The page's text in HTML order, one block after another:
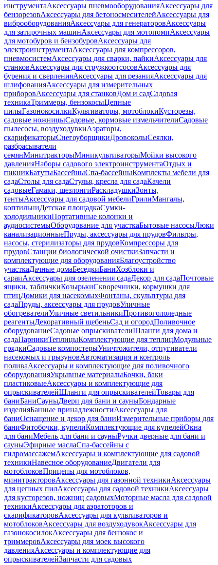
инструментаАксессуары пневмооборудованияАксессуары для
бензорезовАксессуары для бетоносмесителейАксессуары для
виброоборудованияАксессуары для генераторовАксессуары
для затирочных машинАксессуары для мотопомпАксессуары
для мотобуров и бензобуровАксессуары для
электроинструментаАксессуары для компрессоров,
пневмосистемАксессуары для сварки, пайкиАксессуары для
станковАксессуары для стружкоотсосовАксессуары для
бурения и сверленияАксессуары для резанияАксессуары для
шлифованияАксессуары для измерительных
приборовАксессуары для станковДом и садСадовая
техникаТриммеры, бензокосыЦепные
пилыГазонокосилкиКультиваторы, мотоблокиКусторезы,
садовые ножницыСадовые, кормовые измельчителиСадовые
пылесосы, воздуходувкиАэраторы,
скарификаторыСнегоуборщикиДровоколыСеялки,
разбрасыватели
семянМинитракторыМиникультиваторыМойки высокого
давленияНаборы садового электроинструментаОтдых и
пикникБатутыБассейныСпа-бассейныКомплекты мебели для
садаСтолы для садаСтулья, кресла для садаКачели
садовыеГамаки, шезлонгиРаскладушкиЗонты,
тентыАксессуары для садовой мебелиГрилиМангалы,
коптильниДетская площадкаСумки-
холодильникиПортативные колонки и
аудиосистемыОборудование для участкаБытовые насосыЛюки
канализационныеПруды, аксессуары для прудовФильтры,
насосы, стерилизаторы для прудовКомпрессоры для
прудовСтанции биологической очисткиЗапчасти и
комплектующие для оборудованияБлагоустройство
участкаДачные домаБеседкиБаниХозблоки и
сараиАксессуары для озеленения садаДекор для садаПочтовые
ящики, табличкиКозырькиСкворечники, кормушки для
птицДомики для насекомыхФонтаны, скульптуры для
садаПруды, аксессуары для прудовУличные
обогревателиУличные светильникиПротивогололедные
реагентыДекоративный щебеньСад и огородПоливочное
оборудованиеСадовые опрыскивателиШланги для дома и
садаПарникиТеплицыКомплектующие для теплицМодульные
грядкиСадовые компостерыУничтожители, отпугиватели
насекомых и грызуновАвтоматизация и контроль
поливаАксессуары и комплектующие для поливочного
оборудованияУкрывные материалыБочки, баки
пластиковыеАксессуары и комплектующие для
опрыскивателейШланги для опрыскивателейТовары для
баниБаниСауныДвери для бани и сауныБондарные
изделияБанные принадлежностиАксессуары для
баниОснащение и декор для баниИзмерительные приборы для
баниФитобочки, купелиКомплектующие для купелейОкна
для баниМебель для бани и сауныРучки дверные для бани и
сауныЭфирные маслаСпа-бассейны с
гидромассажемАксессуары и комплектующие для садовой
техникиНавесное оборудованиеДвигатели для
мотоблоковПрицепы для мотоблоков,
минитракторовАксессуары для газонной техникиАксессуары
для цепных пилАксессуары для садовой техникиАксессуары
для кусторезов, ножниц садовыхМоторные масла для садовой
техникиАксессуары для аэратоторов и
скарификаторовАксессуары для культиваторов и
мотоблоковАксессуары для воздуходувокАксессуары для
газонокосилокАксессуары для бензокос и
триммеровАксессуары для моек высокого
давленияАксессуары и комплектующие для
опрыскивателейЗапчасти для садовых